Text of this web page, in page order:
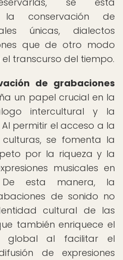
conservación de
únicas, dialectos
que de otro modo
transcurso del tiempo.
de grabaciones
un papel crucial en la
intercultural y la
permitir el acceso a la
se fomenta la
por la riqueza y la
musicales en
esta manera, la
de sonido no
cultural de las
también enriquece el
global al facilitar el
de expresiones